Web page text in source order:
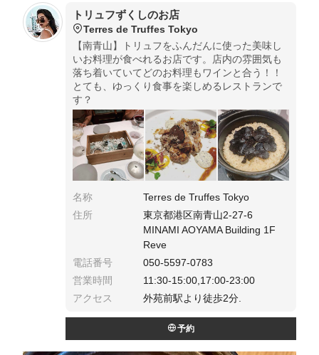
トリュフずくしのお店
Terres de Truffes Tokyo
【南青山】トリュフをふんだんに使った美味し
いお料理が食べれるお店です。店内の雰囲気も
落ち着いていてどのお料理もワインと合う！！
とても、ゆっくり食事を楽しめるレストランで
す？
名称
Terres de Truffes Tokyo
住所
東京都港区南青山2-27-6
MINAMI AOYAMA Building 1F
Reve
電話番号
050-5597-0783
営業時間
11:30-15:00,17:00-23:00
アクセス
外苑前駅より徒歩2分.
予約